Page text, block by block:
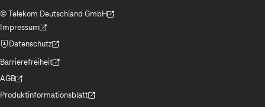
© Telekom Deutschland GmbH
(Der Link wird in einem neuen Tab geöffnet)
Impressum
(Der Link wird in einem neuen Tab geöffnet)
Datenschutz
(Der Link wird in einem neuen Tab geöffnet)
Barrierefreiheit
(Der Link wird in einem neuen Tab geöffnet)
AGB
(Der Link wird in einem neuen Tab geöffnet)
Produktinformationsblatt
(Der Link wird in einem neuen Tab geöffnet)